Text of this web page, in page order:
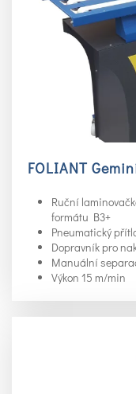
FOLIANT
Ruční
formátu B3+
Pneumatický
Dopravník pro
Manuální
Výkon 15 m/min